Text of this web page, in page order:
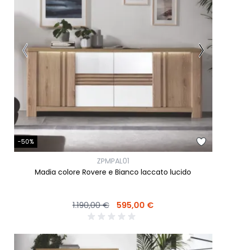
-50%
ZPMPAL01
Madia colore Rovere e Bianco laccato lucido
1.190,00 € 595,00 €